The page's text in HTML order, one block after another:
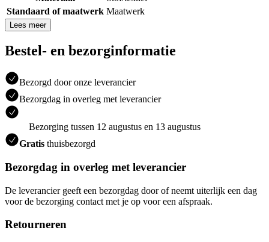
Standaard of maatwerk Maatwerk
Lees meer
Bestel- en bezorginformatie
Bezorgd door onze leverancier
Bezorgdag in overleg met leverancier
Bezorging tussen 12 augustus en 13 augustus
Gratis thuisbezorgd
Bezorgdag in overleg met leverancier
De leverancier geeft een bezorgdag door of neemt uiterlijk een dag
voor de bezorging contact met je op voor een afspraak.
Retourneren